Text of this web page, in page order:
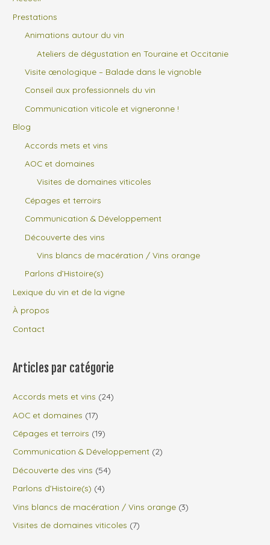
Prestations
Animations autour du vin
Ateliers de dégustation en Touraine et Occitanie
Visite œnologique – Balade dans le vignoble
Conseil aux professionnels du vin
Communication viticole et vigneronne !
Blog
Accords mets et vins
AOC et domaines
Visites de domaines viticoles
Cépages et terroirs
Communication & Développement
Découverte des vins
Vins blancs de macération / Vins orange
Parlons d’Histoire(s)
Lexique du vin et de la vigne
À propos
Contact
Articles par catégorie
Accords mets et vins (24)
AOC et domaines (17)
Cépages et terroirs (19)
Communication & Développement (2)
Découverte des vins (54)
Parlons d'Histoire(s) (4)
Vins blancs de macération / Vins orange (3)
Visites de domaines viticoles (7)